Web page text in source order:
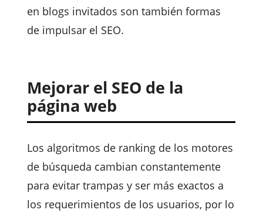
en blogs invitados son también formas
de impulsar el SEO.
Mejorar el SEO de la
página web
Los algoritmos de ranking de los motores
de búsqueda cambian constantemente
para evitar trampas y ser más exactos a
los requerimientos de los usuarios, por lo